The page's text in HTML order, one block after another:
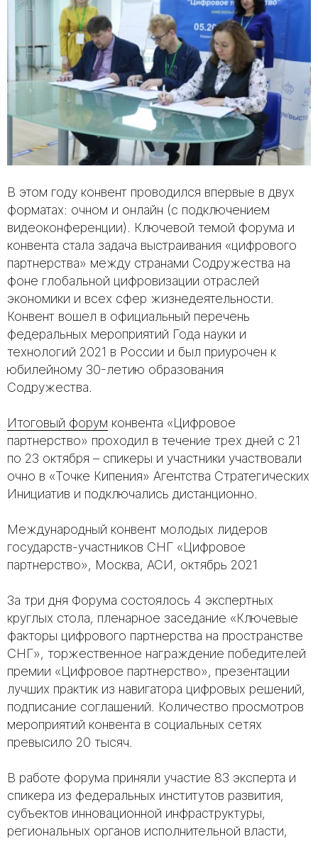
В этом году конвент проводился впервые в двух
форматах: очном и онлайн (с подключением
видеоконференции). Ключевой темой форума и
конвента стала задача выстраивания «цифрового
партнерства» между странами Содружества на
фоне глобальной цифровизации отраслей
экономики и всех сфер жизнедеятельности.
Конвент вошел в официальный перечень
федеральных мероприятий Года науки и
технологий 2021 в России и был приурочен к
юбилейному 30-летию образования
Содружества.
Итоговый форум конвента «Цифровое
партнерство» проходил в течение трех дней с 21
по 23 октября – спикеры и участники участвовали
очно в «Точке Кипения» Агентства Стратегических
Инициатив и подключались дистанционно.
Международный конвент молодых лидеров
государств-участников СНГ «Цифровое
партнерство», Москва, АСИ, октябрь 2021
За три дня Форума состоялось 4 экспертных
круглых стола, пленарное заседание «Ключевые
факторы цифрового партнерства на пространстве
СНГ», торжественное награждение победителей
премии «Цифровое партнерство», презентации
лучших практик из навигатора цифровых решений,
подписание соглашений. Количество просмотров
мероприятий конвента в социальных сетях
превысило 20 тысяч.
В работе форума приняли участие 83 эксперта и
спикера из федеральных институтов развития,
субъектов инновационной инфраструктуры,
региональных органов исполнительной власти,